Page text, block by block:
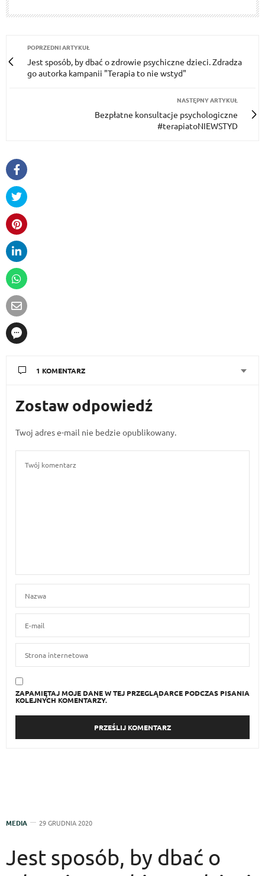
POPRZEDNI ARTYKUŁ
Jest sposób, by dbać o zdrowie psychiczne dzieci. Zdradza
go autorka kampanii "Terapia to nie wstyd"
NASTĘPNY ARTYKUŁ
Bezpłatne konsultacje psychologiczne
#terapiatoNIEWSTYD
1 KOMENTARZ
PISZE:
14 GRUDNIA 2019 O 07:45
Już powiedziałam:-)
Zostaw odpowiedź
Twoj adres e-mail nie bedzie opublikowany.
ZAPAMIĘTAJ MOJE DANE W TEJ PRZEGLĄDARCE PODCZAS PISANIA
KOLEJNYCH KOMENTARZY.
MEDIA 29 GRUDNIA 2020
Jest sposób, by dbać o